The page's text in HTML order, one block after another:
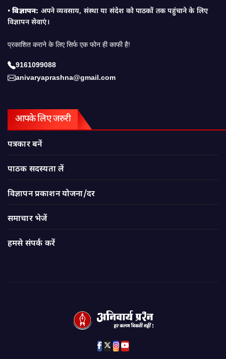
•विज्ञापन: अपने व्यवसाय, संस्था या संदेश को पाठकों तक पहुंचाने के लिए
विज्ञापन सेवाएं।
प्रकाशित कराने के लिए सिर्फ एक फोन ही काफी है!
9161099088
anivaryaprashna@gmail.com
आपके लिए जरुरी
पत्रकार बनें
पाठक सदस्यता लें
विज्ञापन प्रकाशन योजना/दर
समाचार भेजें
हमसे संपर्क करें